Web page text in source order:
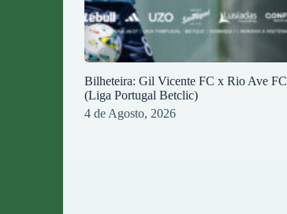
Bilheteira: Gil Vicente FC x Rio Ave FC
(Liga Portugal Betclic)
4 de Agosto, 2026